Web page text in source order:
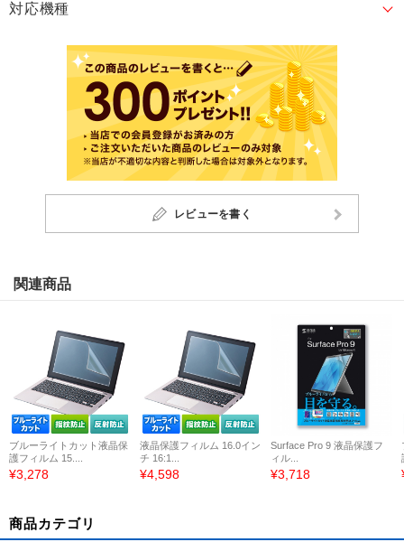
対応機種
レビューを書く
関連商品
ブルーライトカット液晶保
護フィルム 15....
¥3,278
液晶保護フィルム 16.0イン
チ 16:1...
¥4,598
Surface Pro 9 液晶保護フ
ィル...
¥3,718
商品カテゴリ